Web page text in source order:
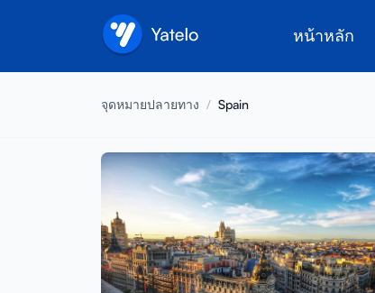
หน้าหลัก
จุดหมายปลายทาง / Spain